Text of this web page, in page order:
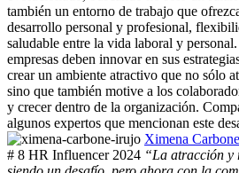
también un entorno de trabajo que
desarrollo personal y profesional,
saludable entre la vida laboral y
empresas deben innovar en sus
crear un ambiente atractivo que no sólo
sino que también motive a los
y crecer dentro de la organización.
algunos expertos que mencionan este
Ximena Carbone
# 8 HR Influencer 2024 “La atracción y